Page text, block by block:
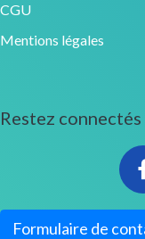
CGU
Mentions légales
Restez connectés
Formulaire de